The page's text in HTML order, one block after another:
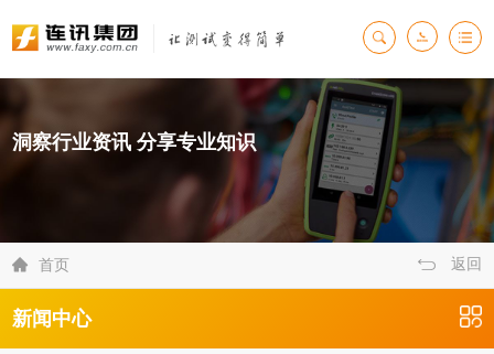
洞察行业资讯 分享专业知识
 首页 返回
新闻中心